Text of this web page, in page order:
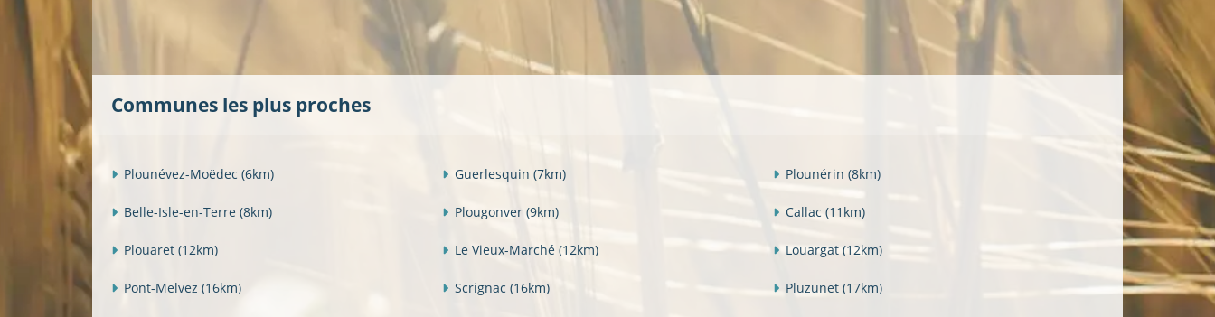
Communes les plus proches
Plounévez-Moëdec (6km) Guerlesquin (7km) Plounérin (8km)
Belle-Isle-en-Terre (8km) Plougonver (9km) Callac (11km)
Plouaret (12km) Le Vieux-Marché (12km) Louargat (12km)
Pont-Melvez (16km) Scrignac (16km) Pluzunet (17km)